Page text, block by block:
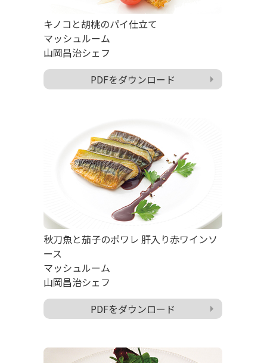
キノコと胡桃のパイ仕立て
マッシュルーム
山岡昌治シェフ
PDFをダウンロード
秋刀魚と茄子のポワレ 肝入り赤ワインソ
ース
マッシュルーム
山岡昌治シェフ
PDFをダウンロード